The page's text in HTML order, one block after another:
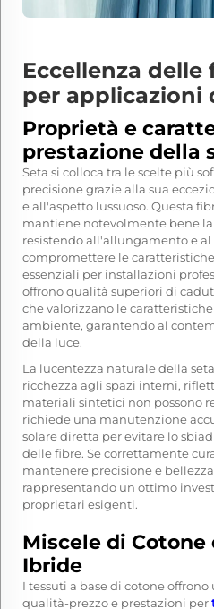
Eccellenza
per applicazioni
Proprietà e
prestazione della
Seta si colloca tra le scelte più
precisionegrazie alla sua
e all'aspetto lussuoso. Questa
mantiene notevolmente bene
resistendo all'allungamento e
compromettere le
essenziali per installazioni
offrono qualità superiori di
che valorizzano le
ambiente, garantendo al
della luce.
La lucentezza naturale della
ricchezza agli spazi interni,
materiali sintetici non possono
richiede una manutenzione
solare diretta per evitare lo
delle fibre. Se correttamente
mantenere precisione e
rappresentando un ottimo
proprietari esigenti.
Miscele di Cotone
Ibride
I tessuti a base di cotone
qualità-prezzo e prestazioni per